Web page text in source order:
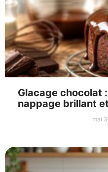
Glacage chocolat
nappage brillant
mai